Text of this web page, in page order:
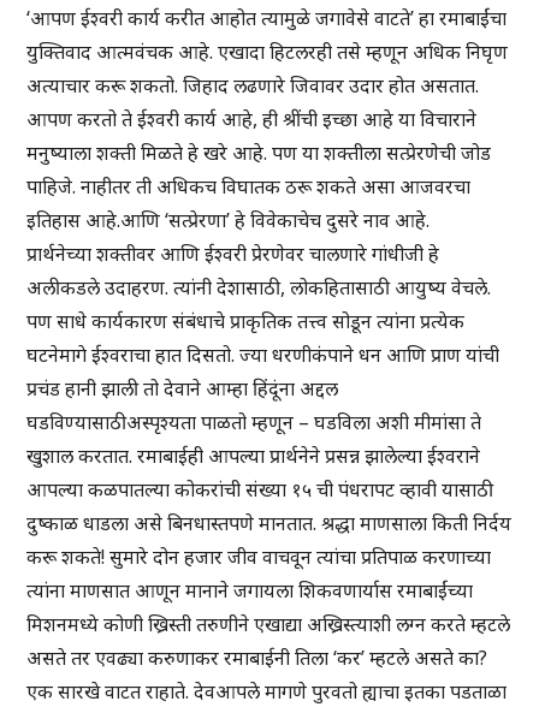
‘आपण ईश्वरी कार्य करीत आहोत त्यामुळे जगावेसे वाटते’ हा रमाबाईंचा
युक्तिवाद आत्मवंचक आहे. एखादा हिटलरही तसे म्हणून अधिक निघृण
अत्याचार करू शकतो. जिहाद लढणारे जिवावर उदार होत असतात.
आपण करतो ते ईश्वरी कार्य आहे, ही श्रींची इच्छा आहे या विचाराने
मनुष्याला शक्ती मिळते हे खरे आहे. पण या शक्तीला सत्प्रेरणेची जोड
पाहिजे. नाहीतर ती अधिकच विघातक ठरू शकते असा आजवरचा
इतिहास आहे.आणि ‘सत्प्रेरणा’ हे विवेकाचेच दुसरे नाव आहे.
प्रार्थनेच्या शक्तीवर आणि ईश्वरी प्रेरणेवर चालणारे गांधीजी हे
अलीकडले उदाहरण. त्यांनी देशासाठी, लोकहितासाठी आयुष्य वेचले.
पण साधे कार्यकारण संबंधाचे प्राकृतिक तत्त्व सोडून त्यांना प्रत्येक
घटनेमागे ईश्वराचा हात दिसतो. ज्या धरणीकंपाने धन आणि प्राण यांची
प्रचंड हानी झाली तो देवाने आम्हा हिंदूंना अद्दल
घडविण्यासाठीअस्पृश्यता पाळतो म्हणून – घडविला अशी मीमांसा ते
खुशाल करतात. रमाबाईही आपल्या प्रार्थनेने प्रसन्न झालेल्या ईश्वराने
आपल्या कळपातल्या कोकरांची संख्या १५ ची पंधरापट व्हावी यासाठी
दुष्काळ धाडला असे बिनधास्तपणे मानतात. श्रद्धा माणसाला किती निर्दय
करू शकते! सुमारे दोन हजार जीव वाचवून त्यांचा प्रतिपाळ करणाच्या
त्यांना माणसात आणून मानाने जगायला शिकवणार्यास रमाबाईंच्या
मिशनमध्ये कोणी ख्रिस्ती तरुणीने एखाद्या अख्रिस्त्याशी लग्न करते म्हटले
असते तर एवढ्या करुणाकर रमाबाईनी तिला ‘कर’ म्हटले असते का?
एक सारखे वाटत राहाते. देवआपले मागणे पुरवतो ह्याचा इतका पडताळा